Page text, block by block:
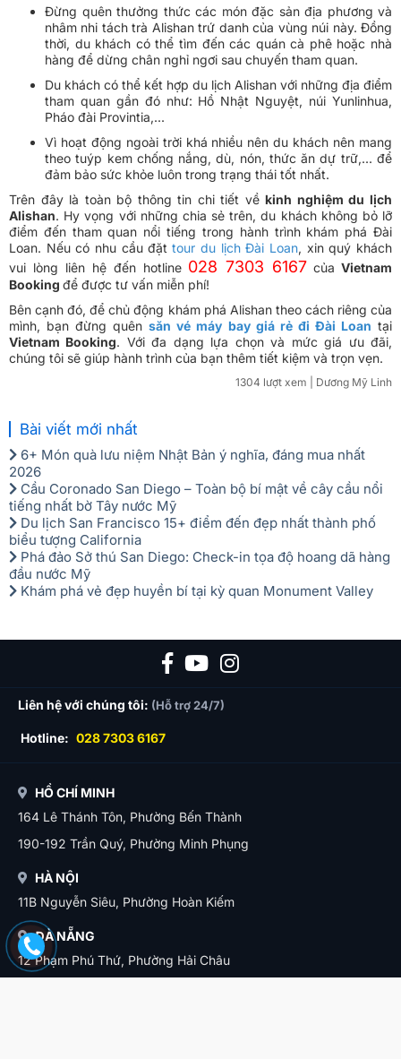
Đừng quên thưởng thức các món đặc sản địa phương và
nhâm nhi tách trà Alishan trứ danh của vùng núi này. Đồng
thời, du khách có thể tìm đến các quán cà phê hoặc nhà
hàng để dừng chân nghỉ ngơi sau chuyến tham quan.
Du khách có thể kết hợp du lịch Alishan với những địa điểm
tham quan gần đó như: Hồ Nhật Nguyệt, núi Yunlinhua,
Pháo đài Provintia,...
Vì hoạt động ngoài trời khá nhiều nên du khách nên mang
theo tuýp kem chống nắng, dù, nón, thức ăn dự trữ,... để
đảm bảo sức khỏe luôn trong trạng thái tốt nhất.
Trên đây là toàn bộ thông tin chi tiết vềkinh nghiệm du lịch
Alishan. Hy vọng với những chia sẻ trên, du khách không bỏ lỡ
điểm đến tham quan nổi tiếng trong hành trình khám phá Đài
Loan. Nếu có nhu cầu đặt tour du lịch Đài Loan, xin quý khách
vui lòng liên hệ đến hotline 028 7303 6167 của Vietnam
Booking để được tư vấn miễn phí!
Bên cạnh đó, để chủ động khám phá Alishan theo cách riêng của
mình, bạn đừng quênsăn vé máy bay giá rẻ đi Đài Loan tại
Vietnam Booking. Với đa dạng lựa chọn và mức giá ưu đãi,
chúng tôi sẽ giúp hành trình của bạn thêm tiết kiệm và trọn vẹn.
1304 lượt xem | Dương Mỹ Linh
Bài viết mới nhất
6+ Món quà lưu niệm Nhật Bản ý nghĩa, đáng mua nhất
2026
Cầu Coronado San Diego – Toàn bộ bí mật về cây cầu nổi
tiếng nhất bờ Tây nước Mỹ
Du lịch San Francisco 15+ điểm đến đẹp nhất thành phố
biểu tượng California
Phá đảo Sở thú San Diego: Check-in tọa độ hoang dã hàng
đầu nước Mỹ
Khám phá vẻ đẹp huyền bí tại kỳ quan Monument Valley
Liên hệ với chúng tôi: (Hỗ trợ 24/7)
Hotline: 028 7303 6167
HỒ CHÍ MINH
164 Lê Thánh Tôn, Phường Bến Thành
190-192 Trần Quý, Phường Minh Phụng
HÀ NỘI
11B Nguyễn Siêu, Phường Hoàn Kiếm
ĐÀ NẴNG
12 Phạm Phú Thứ, Phường Hải Châu